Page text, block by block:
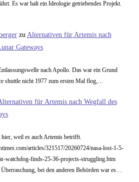
Es war halt ein Ideologie getriebendes Projekt.
zu Alternativen für Artemis nach
Gateways
nach Apollo. Das war ein Grund
shuttle nicht 1977 zum ersten Mal flog,…
für Artemis nach Wegfall des
hier, weil es auch Artemis betrifft.
articles/321517/20260724/nasa-lost-1-5-
watchdog-finds-25-36-projects-struggling.htm
bei den anderen Behörden war es…